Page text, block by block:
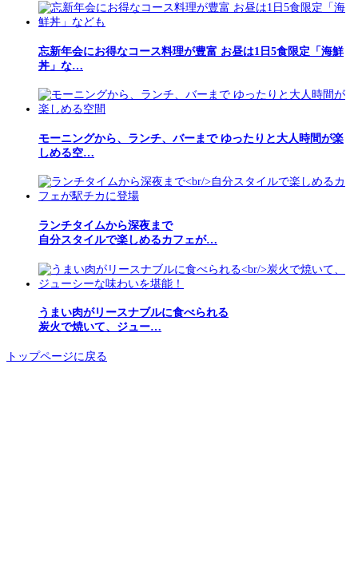
忘新年会にお得なコース料理が豊富 お昼は1日5食限定「海鮮
丼」な…
モーニングから、ランチ、バーまで ゆったりと大人時間が楽
しめる空…
ランチタイムから深夜まで
自分スタイルで楽しめるカフェが…
うまい肉がリースナブルに食べられる
炭火で焼いて、ジュー…
トップページに戻る